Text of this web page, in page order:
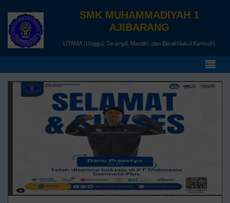
SMK MUHAMMADIYAH 1
AJIBARANG
UTAMA (Unggul, Terampil, Mandiri, dan Berakhlakul Karimah)